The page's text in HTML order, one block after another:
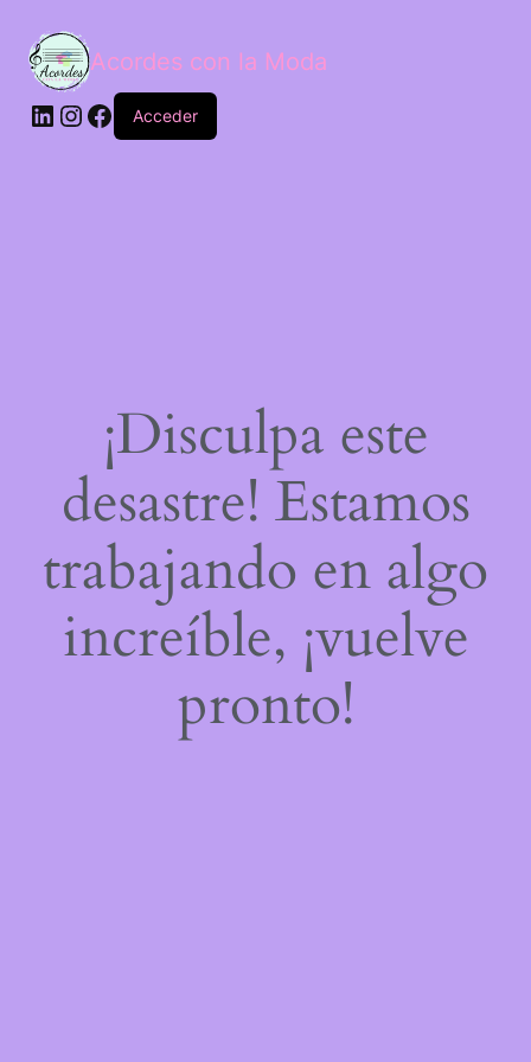
Acordes con la Moda
Acceder
¡Disculpa este
desastre! Estamos
trabajando en algo
increíble, ¡vuelve
pronto!